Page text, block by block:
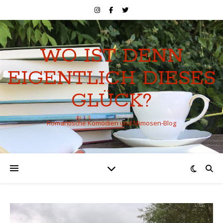
WO IST DENN
EIGENTLICH DIESES
GLÜCK?
Romantische Komödien und Mimosen-Blog